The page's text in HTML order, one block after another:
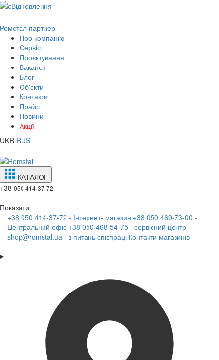
Ромстал партнер
Про компанію
Сервіс
Проєктування
Вакансії
Блог
Об'єкти
Контакти
Прайс
Новини
Акції
UKR RUS
КАТАЛОГ
+38 050 414-37-72
Показати
+38 050 414-37-72 - Інтернет- магазин +38 050 469-73-00 -
Центральний офіс +38 050 468-54-75 - сервісний центр
shop@romstal.ua - з питань співпраці Контакти магазинів